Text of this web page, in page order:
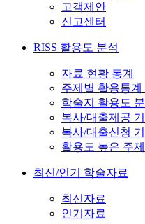
고객제안
신고센터
RISS 활용도 분석
자료 현황 통계
주제별 활용통계
학술지 활용도
복사/대출제공
복사/대출신청
활용도 높은 주제
최신/인기 학술자료
최신자료
인기자료